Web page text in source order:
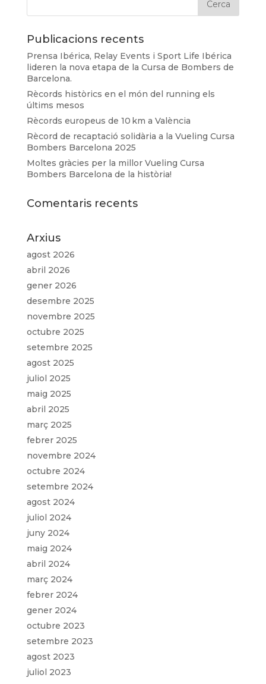
Publicacions recents
Prensa Ibérica, Relay Events i Sport Life Ibérica
lideren la nova etapa de la Cursa de Bombers de
Barcelona.
Rècords històrics en el món del running els
últims mesos
Rècords europeus de 10 km a València
Rècord de recaptació solidària a la Vueling Cursa
Bombers Barcelona 2025
Moltes gràcies per la millor Vueling Cursa
Bombers Barcelona de la història!
Comentaris recents
Arxius
agost 2026
abril 2026
gener 2026
desembre 2025
novembre 2025
octubre 2025
setembre 2025
agost 2025
juliol 2025
maig 2025
abril 2025
març 2025
febrer 2025
novembre 2024
octubre 2024
setembre 2024
agost 2024
juliol 2024
juny 2024
maig 2024
abril 2024
març 2024
febrer 2024
gener 2024
octubre 2023
setembre 2023
agost 2023
juliol 2023